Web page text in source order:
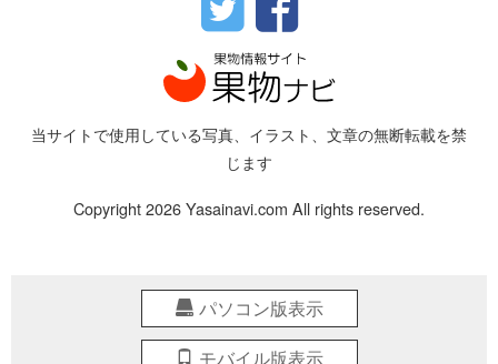
当サイトで使用している写真、イラスト、文章の無断転載を禁
じます
Copyright 2026 Yasainavi.com All rights reserved.
パソコン版表示
モバイル版表示